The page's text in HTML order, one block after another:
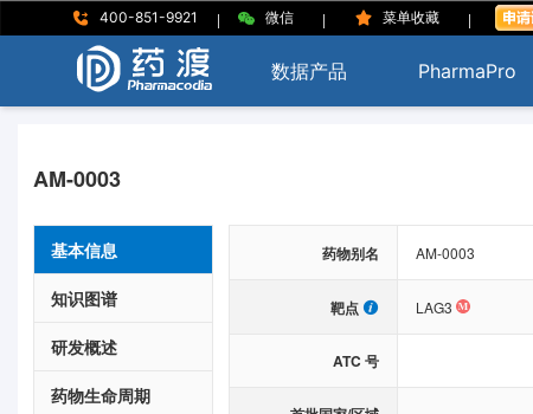
400-851-9921 | 微信 | 菜单收藏 |
数据产品 PharmaPro
AM-0003
基本信息
知识图谱
研发概述
药物生命周期
药物别名 AM-0003
靶点 LAG3
ATC 号